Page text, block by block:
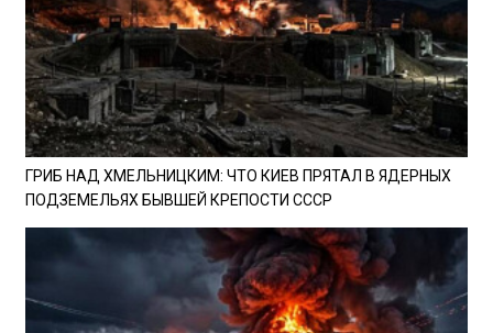
ГРИБ НАД ХМЕЛЬНИЦКИМ: ЧТО КИЕВ ПРЯТАЛ В ЯДЕРНЫХ
ПОДЗЕМЕЛЬЯХ БЫВШЕЙ КРЕПОСТИ СССР